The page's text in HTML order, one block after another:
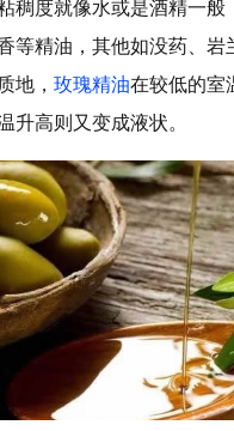
稠度就像水或是酒精一般
等精油，其他如没药、岩
地，玫瑰精油在较低的室
升高则又变成液状。